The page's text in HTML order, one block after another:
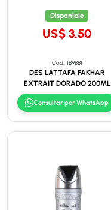
Disponible
US$ 3.50
Cod.: 189881
DES LATTAFA FAKHAR
EXTRAIT DORADO 200ML
Consultar por WhatsApp